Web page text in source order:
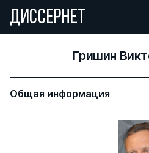
ДИССЕРНЕТ
Гришин
Общая информация